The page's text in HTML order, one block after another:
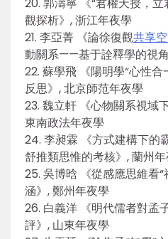
觀探析》, 浙江年夜學
21. 李亞菁 《論徐復觀共享
動關系——基于詮釋學的視
22. 蘇學飛 《陽明學“心性
反思》, 北京師范年夜學
23. 魏立軒 《心物關系視域
東南政法年夜學
24. 李昶霖 《方式建構下
舒推類思惟的考核》, 蘭州
25. 吳博晗 《從感應思維看
涵》, 鄭州年夜學
26. 白義洋 《明代儒者對孟
評》, 山東年夜學